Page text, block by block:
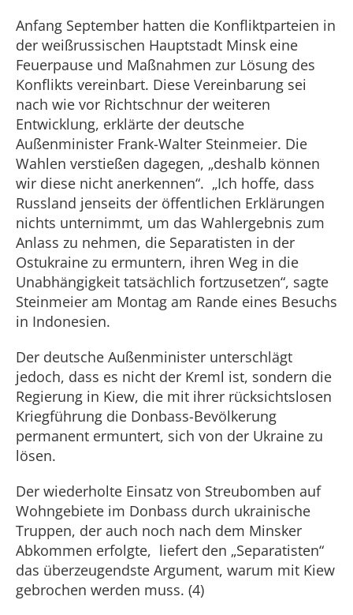
Anfang September hatten die Konfliktparteien in
der weißrussischen Hauptstadt Minsk eine
Feuerpause und Maßnahmen zur Lösung des
Konflikts vereinbart. Diese Vereinbarung sei
nach wie vor Richtschnur der weiteren
Entwicklung, erklärte der deutsche
Außenminister Frank-Walter Steinmeier. Die
Wahlen verstießen dagegen, „deshalb können
wir diese nicht anerkennen“. „Ich hoffe, dass
Russland jenseits der öffentlichen Erklärungen
nichts unternimmt, um das Wahlergebnis zum
Anlass zu nehmen, die Separatisten in der
Ostukraine zu ermuntern, ihren Weg in die
Unabhängigkeit tatsächlich fortzusetzen“, sagte
Steinmeier am Montag am Rande eines Besuchs
in Indonesien.
Der deutsche Außenminister unterschlägt
jedoch, dass es nicht der Kreml ist, sondern die
Regierung in Kiew, die mit ihrer rücksichtslosen
Kriegführung die Donbass-Bevölkerung
permanent ermuntert, sich von der Ukraine zu
lösen.
Der wiederholte Einsatz von Streubomben auf
Wohngebiete im Donbass durch ukrainische
Truppen, der auch noch nach dem Minsker
Abkommen erfolgte, liefert den „Separatisten“
das überzeugendste Argument, warum mit Kiew
gebrochen werden muss. (4)